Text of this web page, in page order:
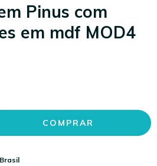
Pinus com
em mdf MOD4